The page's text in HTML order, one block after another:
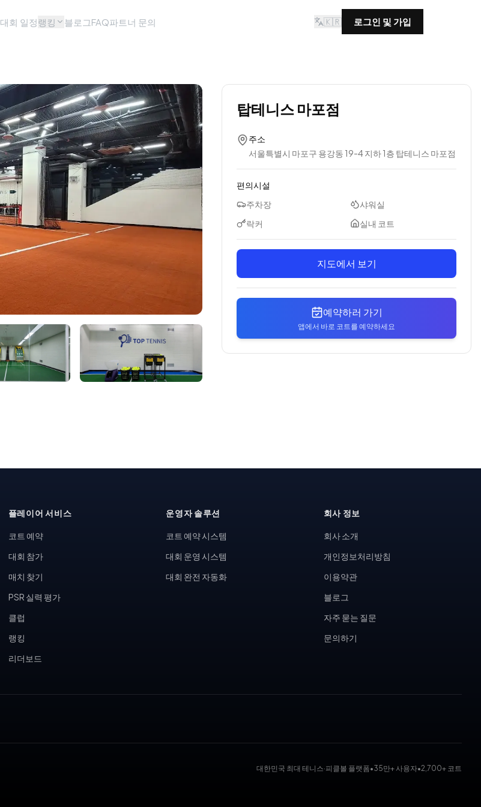
대회 일정랭킹 블로그FAQ파트너 문의 🇰🇷 로그인 및 가입
탑테니스 마포점
주소
서울특별시 마포구 용강동 19-4 지하 1층 탑테니스 마포점
편의시설
주차장
샤워실
락커
실내 코트
지도에서 보기
예약하러 가기
앱에서 바로 코트를 예약하세요
플레이어 서비스
코트 예약
대회 참가
매치 찾기
PSR 실력 평가
클럽
랭킹
리더보드
운영자 솔루션
코트 예약 시스템
대회 운영 시스템
대회 완전 자동화
회사 정보
회사 소개
개인정보처리방침
이용약관
블로그
자주 묻는 질문
문의하기
대한민국 최대 테니스·피클볼 플랫폼•35만+ 사용자•2,700+ 코트